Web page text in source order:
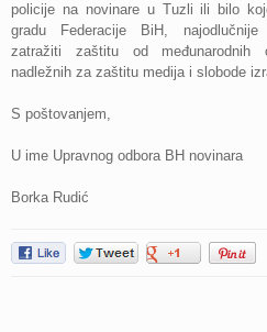
policije na novinare u Tuzli ili bilo
gradu Federacije BiH,
zatražiti zaštitu od međunarodnih
nadležnih za zaštitu medija i slobode
S poštovanjem,
U ime Upravnog odbora BH novinara
Borka Rudić